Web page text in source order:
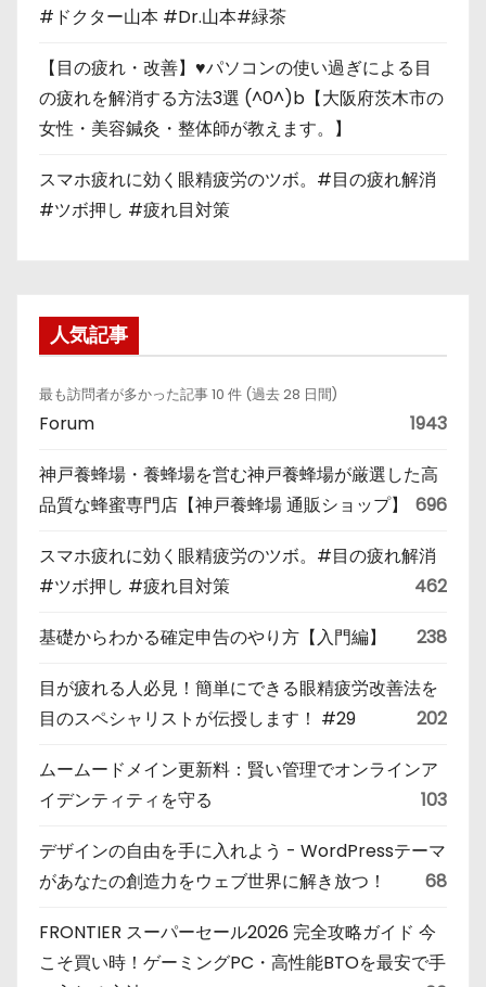
#ドクター山本 #Dr.山本#緑茶
【目の疲れ・改善】♥パソコンの使い過ぎによる目
の疲れを解消する方法3選 (^0^)b【大阪府茨木市の
女性・美容鍼灸・整体師が教えます。】
スマホ疲れに効く眼精疲労のツボ。#目の疲れ解消
#ツボ押し #疲れ目対策
人気記事
最も訪問者が多かった記事 10 件 (過去 28 日間)
Forum 1943
神戸養蜂場・養蜂場を営む神戸養蜂場が厳選した高
品質な蜂蜜専門店【神戸養蜂場 通販ショップ】
696
スマホ疲れに効く眼精疲労のツボ。#目の疲れ解消
#ツボ押し #疲れ目対策
462
基礎からわかる確定申告のやり方【入門編】 238
目が疲れる人必見！簡単にできる眼精疲労改善法を
目のスペシャリストが伝授します！ #29
202
ムームードメイン更新料：賢い管理でオンラインア
イデンティティを守る
103
デザインの自由を手に入れよう - WordPressテーマ
があなたの創造力をウェブ世界に解き放つ！
68
FRONTIER スーパーセール2026 完全攻略ガイド 今
こそ買い時！ゲーミングPC・高性能BTOを最安で手